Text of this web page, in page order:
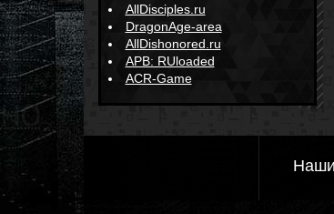
AllDisciples.ru
DragonAge-area
AllDishonored.ru
APB: RUloaded
ACR-Game